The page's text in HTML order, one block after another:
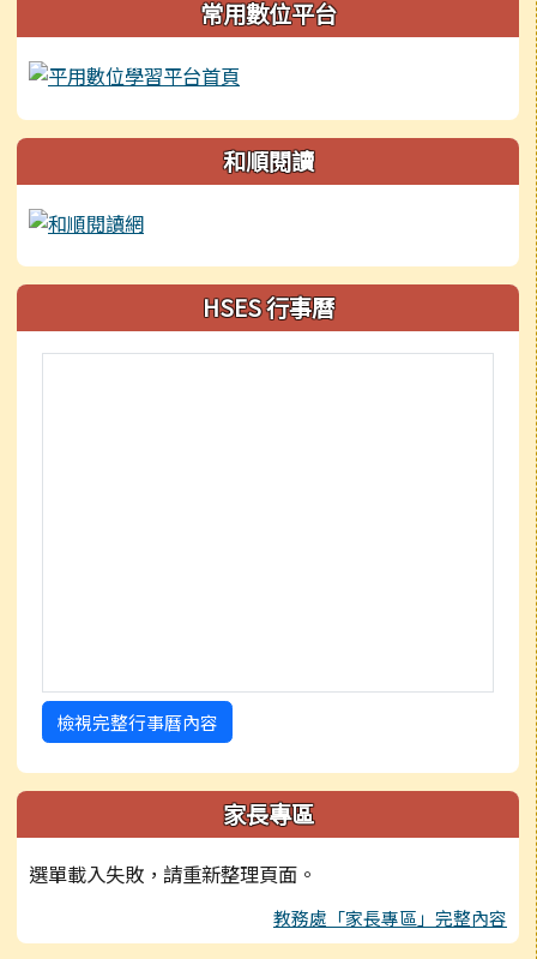
常用數位平台
和順閱讀
HSES 行事曆
檢視完整行事曆內容
家長專區
選單載入失敗，請重新整理頁面。
教務處「家長專區」完整內容